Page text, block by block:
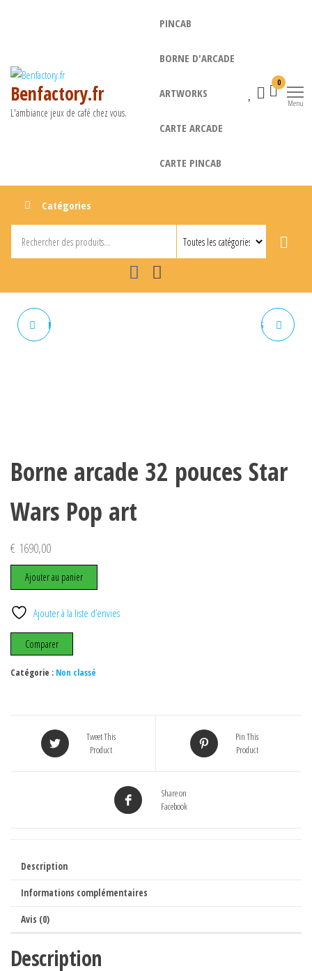
Benfactory.fr
L'ambiance jeux de café chez vous.
PINCAB
BORNE D'ARCADE
ARTWORKS
CARTE ARCADE
CARTE PINCAB
0
Menu
Catégories
BORNE ARCADE 32 POUCES BORNE ARCADE 32 POUCES
Borne arcade 32 pouces Star
Wars Pop art
€ 1690,00
quantité
de
Borne
arcade
pouces
Star
Ajouter au panier
Ajouter à la liste d’envies
Comparer
Catégorie : Non classé
Tweet This
Product
Pin This
Product
Share on
Facebook
Description
Informations complémentaires
Avis (0)
Description